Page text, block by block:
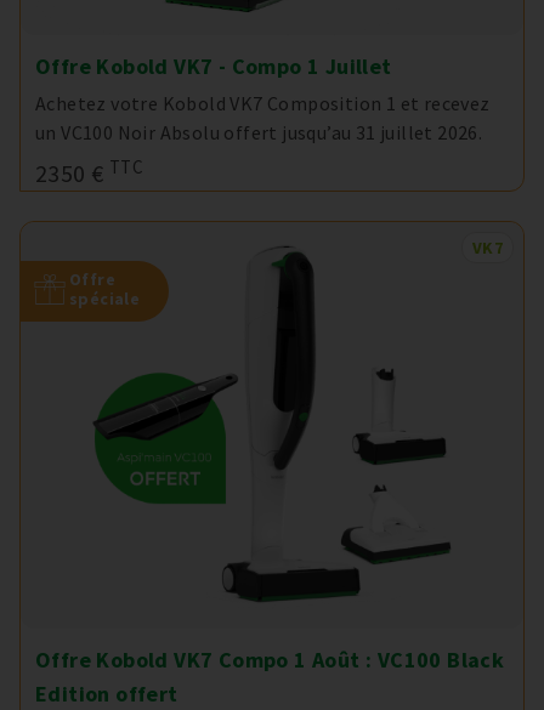
Offre Kobold VK7 - Compo 1 Juillet
Achetez votre Kobold VK7 Composition 1 et recevez
un VC100 Noir Absolu offert jusqu’au 31 juillet 2026.
2350 € TTC
Offre
spéciale
VK7
Offre Kobold VK7 Compo 1 Août : VC100 Black
Edition offert